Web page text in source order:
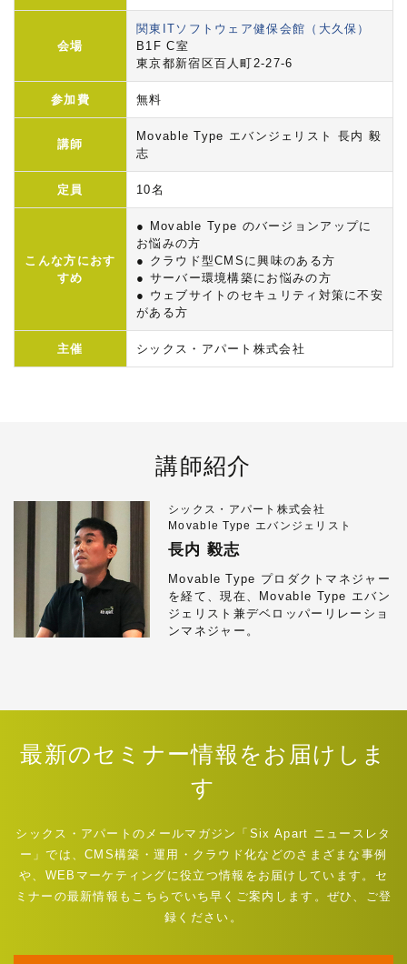
会場
関東ITソフトウェア健保会館（大久保）
B1F C室
東京都新宿区百人町2-27-6
参加費 無料
講師
Movable Type エバンジェリスト 長内 毅
志
定員 10名
こんな方におす
すめ
● Movable Type のバージョンアップに
お悩みの方
● クラウド型CMSに興味のある方
● サーバー環境構築にお悩みの方
● ウェブサイトのセキュリティ対策に不安
がある方
主催 シックス・アパート株式会社
講師紹介
シックス・アパート株式会社
Movable Type エバンジェリスト
長内 毅志
Movable Type プロダクトマネジャー
を経て、現在、Movable Type エバン
ジェリスト兼デベロッパーリレーショ
ンマネジャー。
最新のセミナー情報をお届けしま
す
シックス・アパートのメールマガジン「Six Apart ニュースレタ
ー」では、CMS構築・運用・クラウド化などのさまざまな事例
や、WEBマーケティングに役立つ情報をお届けしています。セ
ミナーの最新情報もこちらでいち早くご案内します。ぜひ、ご登
録ください。